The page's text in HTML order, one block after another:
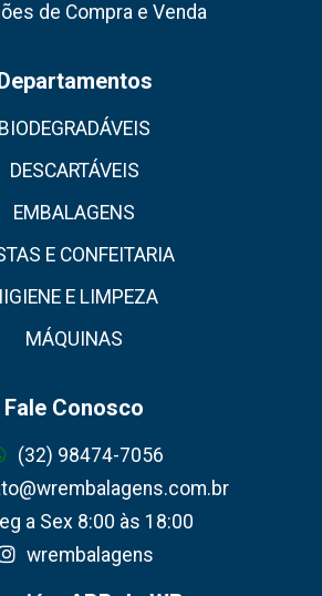
de Compra e Venda
BIODEGRADÁVEIS
DESCARTÁVEIS
EMBALAGENS
E CONFEITARIA
E LIMPEZA
MÁQUINAS
Fale Conosco
(32) 98474-7056
a Sex 8:00 às 18:00
wrembalagens